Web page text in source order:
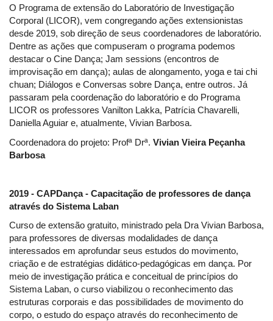
O Programa de extensão do Laboratório de Investigação
Corporal (LICOR), vem congregando ações extensionistas
desde 2019, sob direção de seus coordenadores de laboratório.
Dentre as ações que compuseram o programa podemos
destacar o Cine Dança; Jam sessions (encontros de
improvisação em dança); aulas de alongamento, yoga e tai chi
chuan; Diálogos e Conversas sobre Dança, entre outros. Já
passaram pela coordenação do laboratório e do Programa
LICOR os professores Vanilton Lakka, Patrícia Chavarelli,
Daniella Aguiar e, atualmente, Vivian Barbosa.
Coordenadora do projeto: Profª Drª. Vivian Vieira Peçanha
Barbosa
2019 - CAPDança - Capacitação de professores de dança
através do Sistema Laban
Curso de extensão gratuito, ministrado pela Dra Vivian Barbosa,
para professores de diversas modalidades de dança
interessados em aprofundar seus estudos do movimento,
criação e de estratégias didático-pedagógicas em dança. Por
meio de investigação prática e conceitual de princípios do
Sistema Laban, o curso viabilizou o reconhecimento das
estruturas corporais e das possibilidades de movimento do
corpo, o estudo do espaço através do reconhecimento de